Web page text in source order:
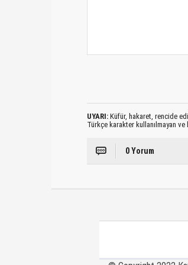
UYARI: Küfür, hakaret, rencide
Türkçe karakter kullanılmayan ve
0 Yorum